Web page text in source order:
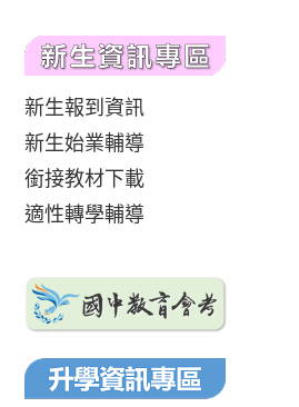
新生報到資訊
新生始業輔導
銜接教材下載
適性轉學輔導